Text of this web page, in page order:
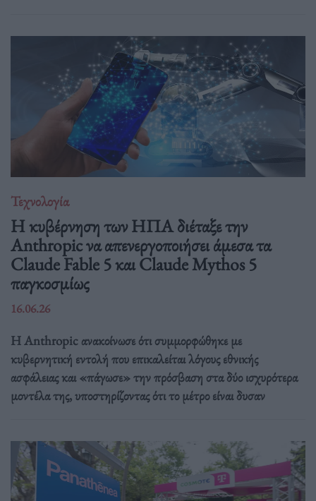
Τεχνολογία
Η κυβέρνηση των ΗΠΑ διέταξε την
Anthropic να απενεργοποιήσει άμεσα τα
Claude Fable 5 και Claude Mythos 5
παγκοσμίως
16.06.26
Η Anthropic ανακοίνωσε ότι συμμορφώθηκε με
κυβερνητική εντολή που επικαλείται λόγους εθνικής
ασφάλειας και «πάγωσε» την πρόσβαση στα δύο ισχυρότερα
μοντέλα της, υποστηρίζοντας ότι το μέτρο είναι δυσαν